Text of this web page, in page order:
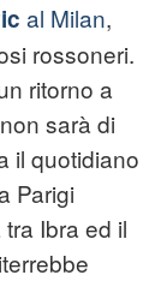
al Milan,
rossoneri.
ritorno a
sarà di
il quotidiano
Parigi
Ibra ed il